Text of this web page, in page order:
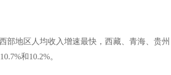
部地区人均收入增速最快，西藏、青海、贵州
和10.2%。